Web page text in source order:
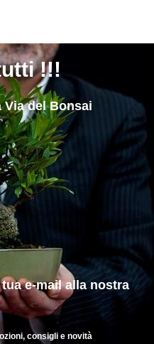
!!!
Via del Bonsai
e-mailalla nostra
consigli e novità